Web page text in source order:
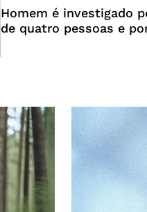
Homem é investigado
de quatro pessoas e